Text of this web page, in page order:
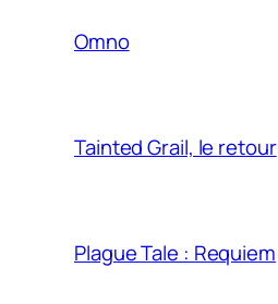
Omno
Tainted Grail, le retour
Plague Tale : Requiem